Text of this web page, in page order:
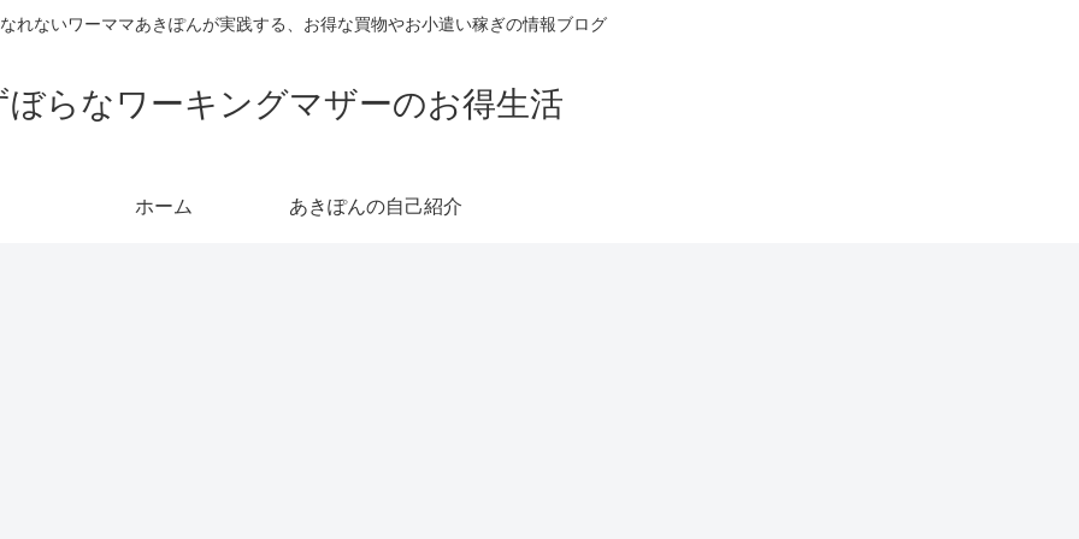
れないワーママあきぽんが実践する、お得な買物やお小遣い稼ぎの情報ブログ
ぼらなワーキングマザーのお得生活
ホーム あきぽんの自己紹介